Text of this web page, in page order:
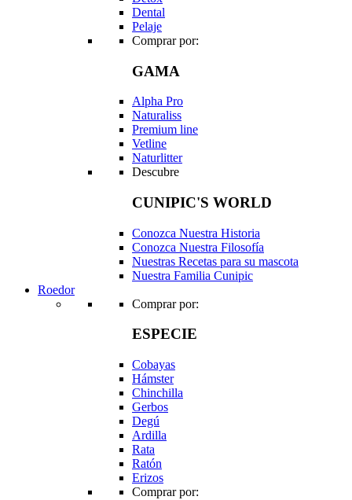
Dental
Pelaje
Comprar por:
GAMA
Alpha Pro
Naturaliss
Premium line
Vetline
Naturlitter
Descubre
CUNIPIC'S WORLD
Conozca Nuestra Historia
Conozca Nuestra Filosofía
Nuestras Recetas para su mascota
Nuestra Familia Cunipic
Roedor
Comprar por:
ESPECIE
Cobayas
Hámster
Chinchilla
Gerbos
Degú
Ardilla
Rata
Ratón
Erizos
Comprar por: